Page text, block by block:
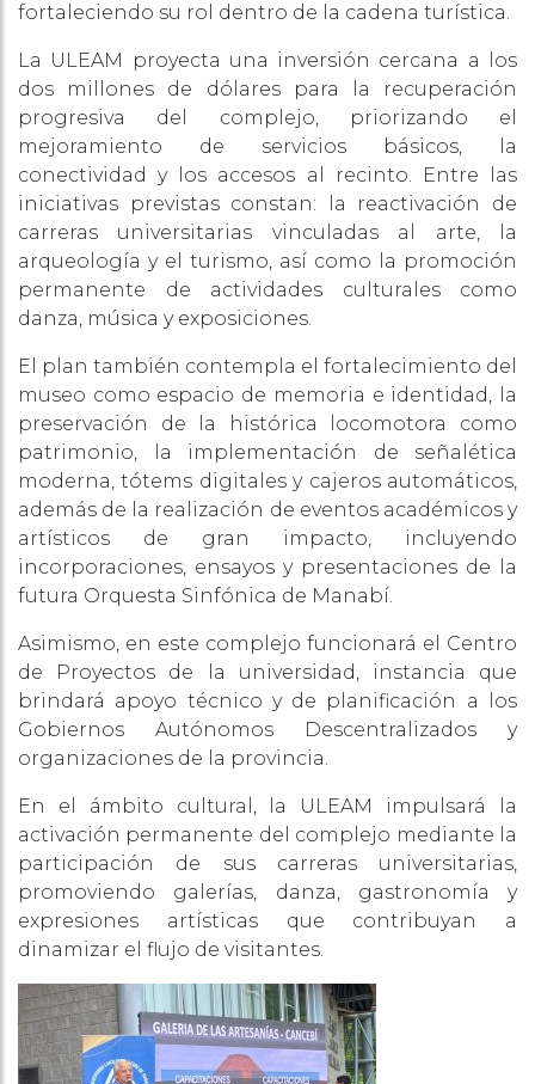
fortaleciendo su rol dentro de la cadena turística.
La ULEAM proyecta una inversión cercana a los
dos millones de dólares para la recuperación
progresiva del complejo, priorizando el
mejoramiento de servicios básicos, la
conectividad y los accesos al recinto. Entre las
iniciativas previstas constan: la reactivación de
carreras universitarias vinculadas al arte, la
arqueología y el turismo, así como la promoción
permanente de actividades culturales como
danza, música y exposiciones.
El plan también contempla el fortalecimiento del
museo como espacio de memoria e identidad, la
preservación de la histórica locomotora como
patrimonio, la implementación de señalética
moderna, tótems digitales y cajeros automáticos,
además de la realización de eventos académicos y
artísticos de gran impacto, incluyendo
incorporaciones, ensayos y presentaciones de la
futura Orquesta Sinfónica de Manabí.
Asimismo, en este complejo funcionará el Centro
de Proyectos de la universidad, instancia que
brindará apoyo técnico y de planificación a los
Gobiernos Autónomos Descentralizados y
organizaciones de la provincia.
En el ámbito cultural, la ULEAM impulsará la
activación permanente del complejo mediante la
participación de sus carreras universitarias,
promoviendo galerías, danza, gastronomía y
expresiones artísticas que contribuyan a
dinamizar el flujo de visitantes.